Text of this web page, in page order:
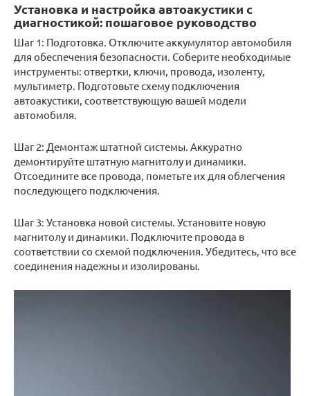
Установка и настройка автоакустики с
диагностикой: пошаговое руководство
Шаг 1: Подготовка. Отключите аккумулятор автомобиля
для обеспечения безопасности. Соберите необходимые
инструменты: отвертки, ключи, провода, изоленту,
мультиметр. Подготовьте схему подключения
автоакустики, соответствующую вашей модели
автомобиля.
Шаг 2: Демонтаж штатной системы. Аккуратно
демонтируйте штатную магнитолу и динамики.
Отсоедините все провода, пометьте их для облегчения
последующего подключения.
Шаг 3: Установка новой системы. Установите новую
магнитолу и динамики. Подключите провода в
соответствии со схемой подключения. Убедитесь, что все
соединения надежны и изолированы.